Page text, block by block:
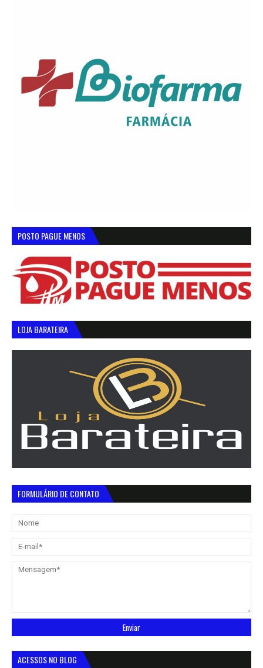
POSTO PAGUE MENOS
LOJA BARATEIRA
FORMULÁRIO DE CONTATO
ACESSOS NO BLOG